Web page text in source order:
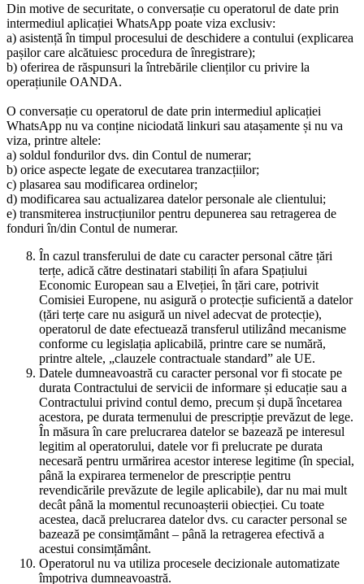
Din motive de securitate, o conversație cu operatorul de date prin
intermediul aplicației WhatsApp poate viza exclusiv:
a) asistență în timpul procesului de deschidere a contului (explicarea
pașilor care alcătuiesc procedura de înregistrare);
b) oferirea de răspunsuri la întrebările clienților cu privire la
operațiunile OANDA.
O conversație cu operatorul de date prin intermediul aplicației
WhatsApp nu va conține niciodată linkuri sau atașamente și nu va
viza, printre altele:
a) soldul fondurilor dvs. din Contul de numerar;
b) orice aspecte legate de executarea tranzacțiilor;
c) plasarea sau modificarea ordinelor;
d) modificarea sau actualizarea datelor personale ale clientului;
e) transmiterea instrucțiunilor pentru depunerea sau retragerea de
fonduri în/din Contul de numerar.
În cazul transferului de date cu caracter personal către țări
terțe, adică către destinatari stabiliți în afara Spațiului
Economic European sau a Elveției, în țări care, potrivit
Comisiei Europene, nu asigură o protecție suficientă a datelor
(țări terțe care nu asigură un nivel adecvat de protecție),
operatorul de date efectuează transferul utilizând mecanisme
conforme cu legislația aplicabilă, printre care se numără,
printre altele, „clauzele contractuale standard” ale UE.
Datele dumneavoastră cu caracter personal vor fi stocate pe
durata Contractului de servicii de informare și educație sau a
Contractului privind contul demo, precum și după încetarea
acestora, pe durata termenului de prescripție prevăzut de lege.
În măsura în care prelucrarea datelor se bazează pe interesul
legitim al operatorului, datele vor fi prelucrate pe durata
necesară pentru urmărirea acestor interese legitime (în special,
până la expirarea termenelor de prescripție pentru
revendicările prevăzute de legile aplicabile), dar nu mai mult
decât până la momentul recunoașterii obiecției. Cu toate
acestea, dacă prelucrarea datelor dvs. cu caracter personal se
bazează pe consimțământ – până la retragerea efectivă a
acestui consimțământ.
Operatorul nu va utiliza procesele decizionale automatizate
împotriva dumneavoastră.